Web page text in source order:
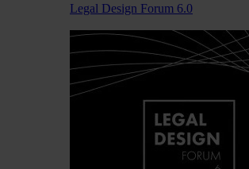
Legal Design Forum 6.0